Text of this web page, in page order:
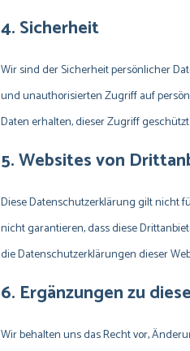
4. Sicherheit
Wir sind der Sicherheit persönlicher
und unauthorisierten Zugriff auf
Daten erhalten, dieser Zugriff
5. Websites von
Diese Datenschutzerklärung gilt nicht
nicht garantieren, dass diese
die Datenschutzerklärungen dieser
6. Ergänzungen zu
Wir behalten uns das Recht vor,